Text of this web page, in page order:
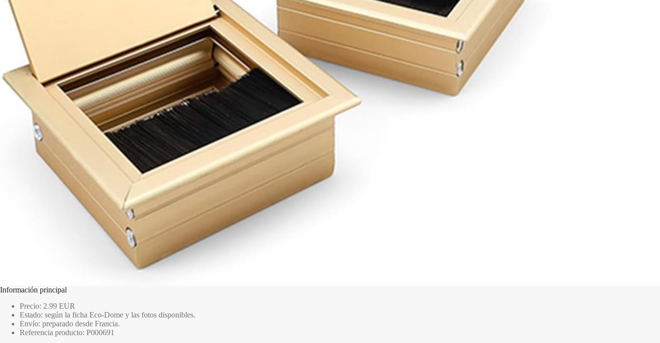
Información principal
Precio: 2.99 EUR
Estado: según la ficha Eco-Dome y las fotos disponibles.
Envío: preparado desde Francia.
Referencia producto: P000691